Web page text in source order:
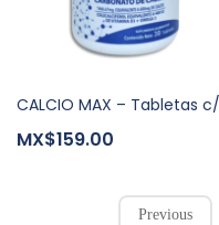
MX$159.00
Previous